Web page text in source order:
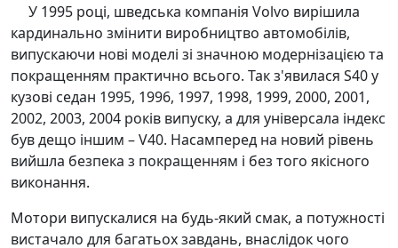
У 1995 році, шведська компанія Volvo вирішила
кардинально змінити виробництво автомобілів,
випускаючи нові моделі зі значною модернізацією та
покращенням практично всього. Так з'явилася S40 у
кузові седан 1995, 1996, 1997, 1998, 1999, 2000, 2001,
2002, 2003, 2004 років випуску, а для універсала індекс
був дещо іншим – V40. Насамперед на новий рівень
вийшла безпека з покращенням і без того якісного
виконання.
Мотори випускалися на будь-який смак, а потужності
вистачало для багатьох завдань, внаслідок чого